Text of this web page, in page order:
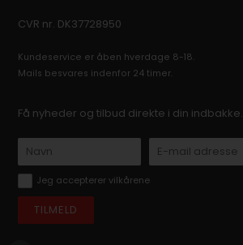
CVR nr. DK37728950
Kundeservice er åben hverdage 8-18.
Mails besvares indenfor 24 timer.
Få nyheder og tilbud direkte i din indbakke.
Jeg accepterer vilkårene